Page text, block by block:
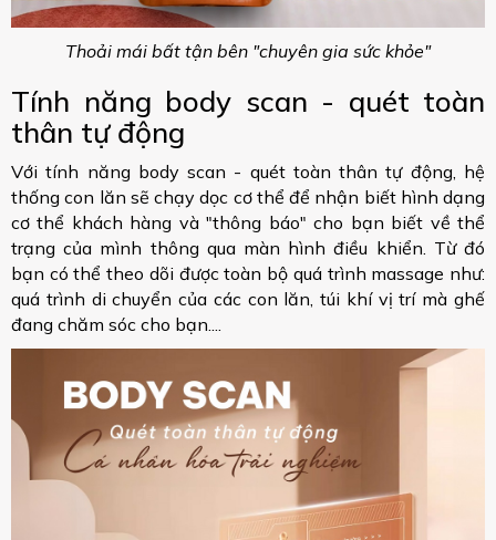
Thoải mái bất tận bên "chuyên gia sức khỏe"
Tính năng body scan - quét toàn
thân tự động
Với tính năng body scan - quét toàn thân tự động, hệ
thống con lăn sẽ chạy dọc cơ thể để nhận biết hình dạng
cơ thể khách hàng và "thông báo" cho bạn biết về thể
trạng của mình thông qua màn hình điều khiển. Từ đó
bạn có thể theo dõi được toàn bộ quá trình massage như:
quá trình di chuyển của các con lăn, túi khí vị trí mà ghế
đang chăm sóc cho bạn....